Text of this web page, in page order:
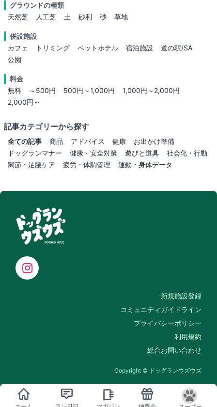
グラウンドの種類
天然芝
人工芝 土 砂利 砂 草地
併設施設
カフェ
トリミング ペットホテル 宿泊施設
道の駅/SA
公園
料金
無料
～500円 500円～1,000円
1,000円～2,000円
2,000円～
記事カテゴリーから探す
全ての記事 商品 アドバイス 健康
お出かけ準備
ドッグランマナー
健康・安全対策 遊びと道具
社会化・行動
関節・足腰ケア
疲労・体調管理 運動・身体データ
新規施設登録
コミュニティガイドライン
プライバシーポリシー
利用規約
総合お問い合わせ
Copyright © ドッグランウズウズ